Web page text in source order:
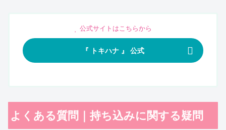
公式サイトはこちらから
『 トキハナ 』 公式
よくある質問｜持ち込みに関する疑問